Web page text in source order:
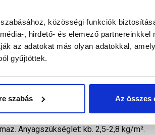
közösségi funkciók
, hirdető- és elemező partnereinkkel
az adatokat más olyan adatokkal,
gyűjtöttek.
szabás Az összes
Kérjük, figyelmesen olvassa el!
bázisú, ﬁnomszemcsés
is a polisztirolos hőszigetelések
diszperziós kötőanyagot,
színek egyaránt megtalálhatók,
Anyagszükséglet: kb. 2,5-2,8 kg/m².